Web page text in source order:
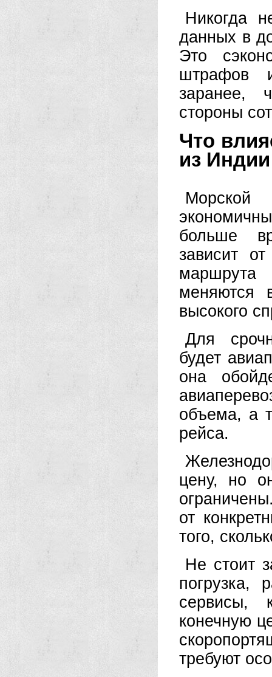
Никогда
данных в
Это
штрафов
заранее,
стороны
Что
из
больше
зависит
маршрута
меняются
высокого
Для
будет
она
объема, а
рейса.
цену, но
от
того,
Не стоит
погрузка,
сервисы,
конечную
требуют